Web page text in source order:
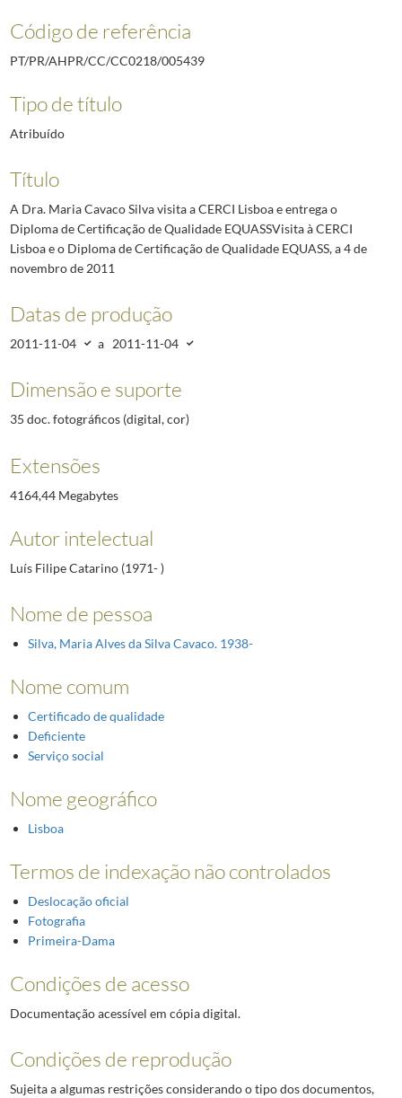
Código de referência
PT/PR/AHPR/CC/CC0218/005439
Tipo de título
Atribuído
Título
A Dra. Maria Cavaco Silva visita a CERCI Lisboa e entrega o
Diploma de Certificação de Qualidade EQUASSVisita à CERCI
Lisboa e o Diploma de Certificação de Qualidade EQUASS, a 4 de
novembro de 2011
Datas de produção
2011-11-04 a 2011-11-04
Dimensão e suporte
35 doc. fotográficos (digital, cor)
Extensões
4164,44 Megabytes
Autor intelectual
Luís Filipe Catarino (1971- )
Nome de pessoa
Silva, Maria Alves da Silva Cavaco. 1938-
Nome comum
Certificado de qualidade
Deficiente
Serviço social
Nome geográfico
Lisboa
Termos de indexação não controlados
Deslocação oficial
Fotografia
Primeira-Dama
Condições de acesso
Documentação acessível em cópia digital.
Condições de reprodução
Sujeita a algumas restrições considerando o tipo dos documentos,